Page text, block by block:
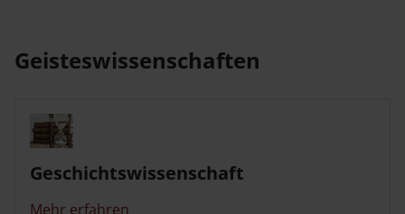
Open Access
Young Academics
Geisteswissenschaften
Geschichtswissenschaft
Mehr erfahren